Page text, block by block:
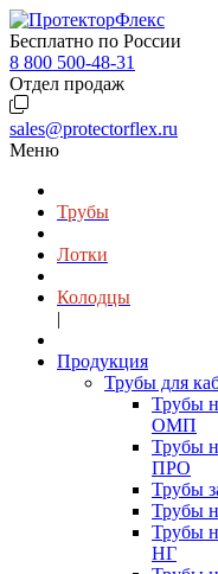
Бесплатно по России
8 800 500-48-31
Отдел продаж
sales@protectorflex.ru
Меню
Трубы
Лотки
Колодцы
|
Продукция
Трубы для
Трубы
ОМП
Трубы
ПРО
Трубы
Трубы
Трубы
НГ